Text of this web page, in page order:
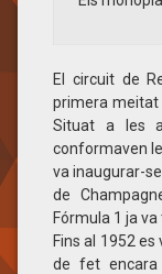
El circuit de
primera meitat
Situat a les
conformaven
va inaugurar-
de
Fórmula 1 ja
Fins al 1952
de fet